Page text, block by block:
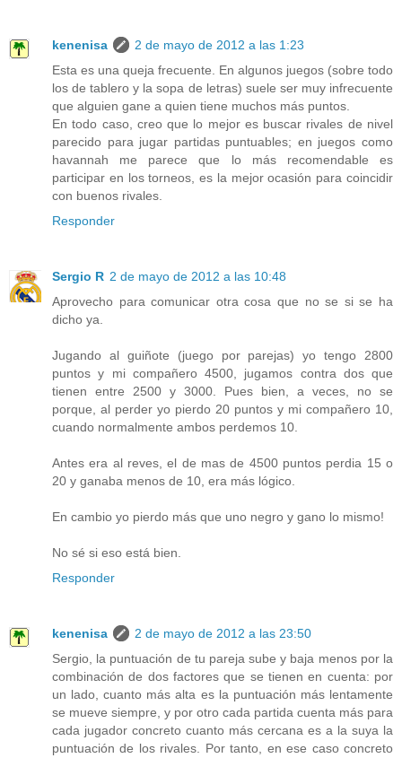
kenenisa
2 de mayo de 2012 a las 1:23
Esta es una queja frecuente. En algunos juegos (sobre todo
los de tablero y la sopa de letras) suele ser muy infrecuente
que alguien gane a quien tiene muchos más puntos.
En todo caso, creo que lo mejor es buscar rivales de nivel
parecido para jugar partidas puntuables; en juegos como
havannah me parece que lo más recomendable es
participar en los torneos, es la mejor ocasión para coincidir
con buenos rivales.
Responder
Sergio R 2 de mayo de 2012 a las 10:48
Aprovecho para comunicar otra cosa que no se si se ha
dicho ya.
Jugando al guiñote (juego por parejas) yo tengo 2800
puntos y mi compañero 4500, jugamos contra dos que
tienen entre 2500 y 3000. Pues bien, a veces, no se
porque, al perder yo pierdo 20 puntos y mi compañero 10,
cuando normalmente ambos perdemos 10.
Antes era al reves, el de mas de 4500 puntos perdia 15 o
20 y ganaba menos de 10, era más lógico.
En cambio yo pierdo más que uno negro y gano lo mismo!
No sé si eso está bien.
Responder
kenenisa
2 de mayo de 2012 a las 23:50
Sergio, la puntuación de tu pareja sube y baja menos por la
combinación de dos factores que se tienen en cuenta: por
un lado, cuanto más alta es la puntuación más lentamente
se mueve siempre, y por otro cada partida cuenta más para
cada jugador concreto cuanto más cercana es a la suya la
puntuación de los rivales. Por tanto, en ese caso concreto